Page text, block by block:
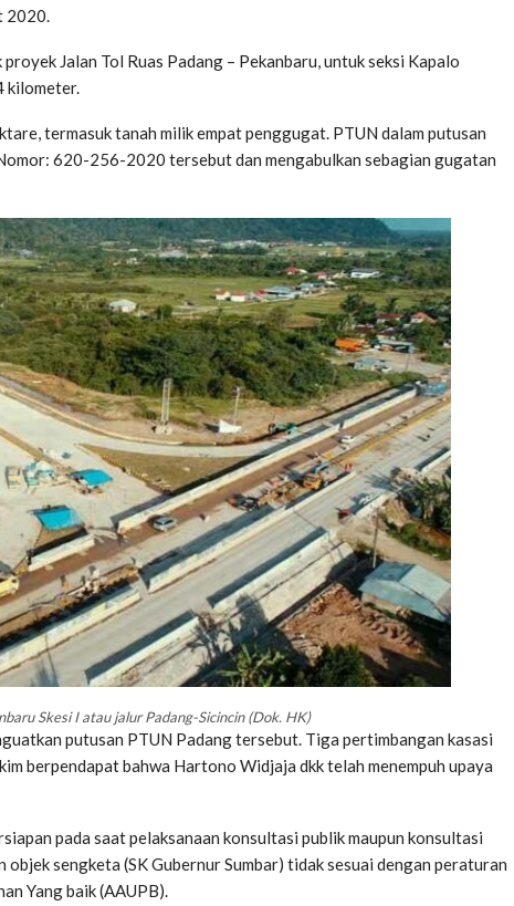
2020.
Jalan Tol Ruas Padang – Pekanbaru, untuk seksi Kapalo
kilometer.
termasuk tanah milik empat penggugat. PTUN dalam putusan
620-256-2020 tersebut dan mengabulkan sebagian gugatan
Skesi I atau jalur Padang-Sicincin (Dok. HK)
putusan PTUN Padang tersebut. Tiga pertimbangan kasasi
berpendapat bahwa Hartono Widjaja dkk telah menempuh upaya
pada saat pelaksanaan konsultasi publik maupun konsultasi
sengketa (SK Gubernur Sumbar) tidak sesuai dengan peraturan
Yang baik (AAUPB).